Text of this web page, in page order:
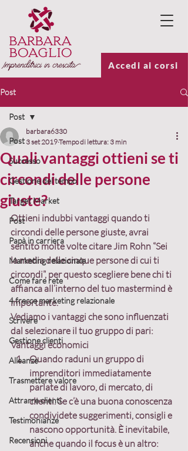
Accedi ai corsi
Post
Post
Successo
Gestione del tempo
Target Market
Post
Papà in carriera
Marketing relazionale
Come fare rete
4 frecce marketing relazionale
Scrivere
Gestione clienti
Alleanze
Trasmettere valore
Attrarre clienti
Testimonianze
Recensioni
Post
Quali vantaggi ottieni se ti
circondi delle persone
giuste?
barbara6330
3 set 2019Tempo di lettura: 3 min
Ottieni indubbi vantaggi quando ti
circondi delle persone giuste, avrai
sentito molte volte citare Jim Rohn “Sei
la media delle cinque persone di cui ti
circondi”, per questo scegliere bene chi ti
affianca all’interno del tuo mastermind è
importante.
Vediamo i vantaggi che sono influenzati
dal selezionare il tuo gruppo di pari:
Vantaggi economici
Quando raduni un gruppo di
imprenditori immediatamente
parlate di lavoro, di mercato, di
clienti. Se c’è una buona conoscenza
condividete suggerimenti, consigli e
nascono opportunità. È inevitabile,
anche quando il focus è un altro: